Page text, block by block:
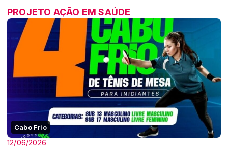
PROJETO AÇÃO EM SAÚDE
Cabo Frio
12/06/2026